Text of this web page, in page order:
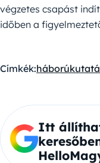
végzetes csapást
időben a
Címkék:háború
Itt